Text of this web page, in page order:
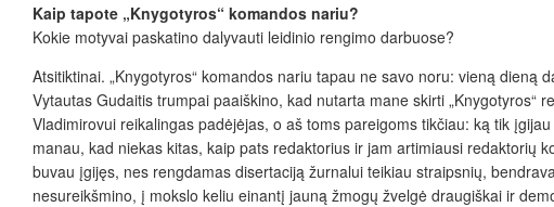
Kaip tapote „Knygotyros“ komandos nariu?
Kokie motyvai paskatino dalyvauti leidinio rengimo darbuose?
Atsitiktinai. „Knygotyros“ komandos nariu tapau ne savo noru: vieną
Vytautas Gudaitis trumpai paaiškino, kad nutarta mane skirti
Vladimirovui reikalingas padėjėjas, o aš toms pareigoms tikčiau: ką tik
manau, kad niekas kitas, kaip pats redaktorius ir jam artimiausi redaktorių
buvau įgijęs, nes rengdamas disertaciją žurnalui teikiau straipsnių,
nesureikšmino, į mokslo keliu einantį jauną žmogų žvelgė draugiškai ir